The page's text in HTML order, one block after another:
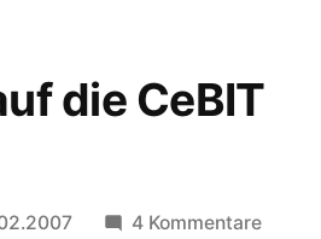
die CeBIT
4 Kommentarezu